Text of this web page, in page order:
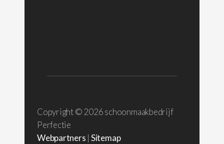
Copyright © 2026 schoonmaakbedrijf
Perfectie
Webpartners | Sitemap